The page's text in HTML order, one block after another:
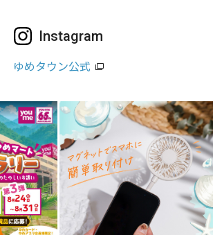
Instagram
ゆめタウン公式